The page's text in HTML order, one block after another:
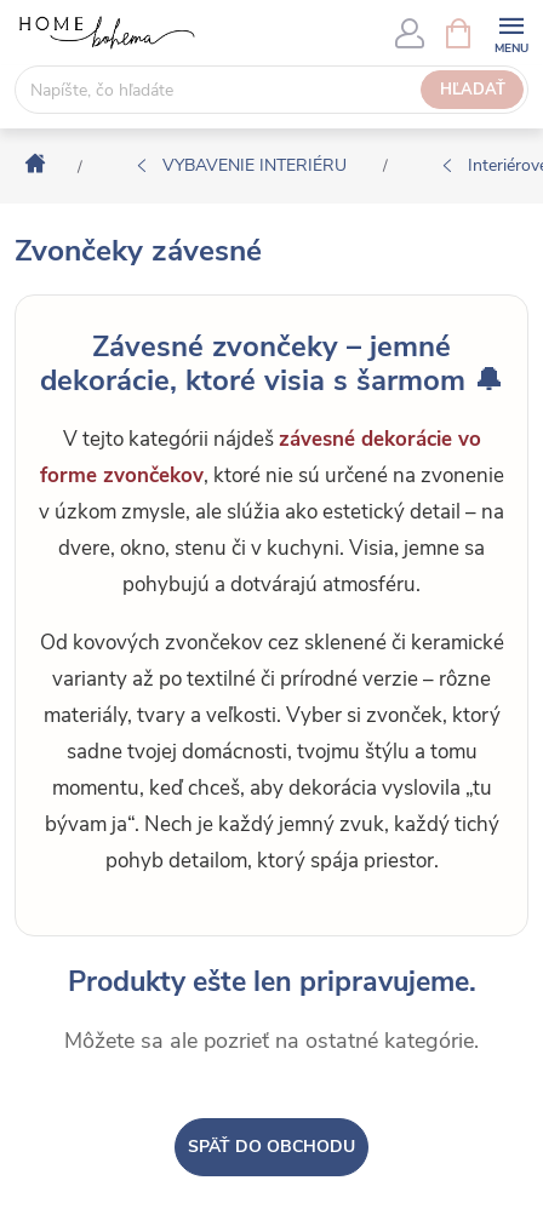
s
HĽADAŤ
Á
K
U
P
N
Í
Domov
/ VYBAVENIE INTERIÉRU /
Zvončeky závesné
Závesné zvončeky – jemné
dekorácie, ktoré visia s šarmom 🔔
V tejto kategórii nájdešzávesné dekorácie vo
forme zvončekov, ktoré nie sú určené na zvonenie
v úzkom zmysle, ale slúžia ako estetický detail – na
dvere, okno, stenu či v kuchyni. Visia, jemne sa
pohybujú a dotvárajú atmosféru.
Od kovových zvončekov cez sklenené či keramické
varianty až po textilné či prírodné verzie – rôzne
materiály, tvary a veľkosti. Vyber si zvonček, ktorý
sadne tvojej domácnosti, tvojmu štýlu a tomu
momentu, keď chceš, aby dekorácia vyslovila „tu
bývam ja“. Nech je každý jemný zvuk, každý tichý
pohyb detailom, ktorý spája priestor.
Produkty ešte len pripravujeme.
Môžete sa ale pozrieť na ostatné kategórie.
SPÄŤ DO OBCHODU